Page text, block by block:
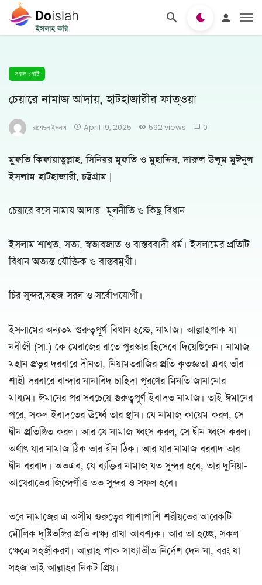
সকল পোষ্ট
চেয়ারে নামাজ আদায়, হাটহাজারীর ফাত্‌ওয়া
রাশেদুল ইসলাম April 19, 2025 592 views 0
মুফতি কিফায়াতুল্লাহ, সিনিয়র মুফতি ও মুহাদ্দিস, দারুল উলূম মুঈনুল
ইসলাম-হাটহাজারী, চট্টগ্রাম |
চেয়ারে বসে নামায আদায়- মূলনীতি ও কিছু বিধান
ইসলাম শাশ্বত, সত্য, স্বভাবজাত ও বাস্তববাদী ধর্ম। ইসলামের প্রতিটি
বিধান অত্যন্ত যৌক্তিক ও বাস্তবমুখী।
চির সুন্দর,সহজ-সরল ও সর্বোপযোগী।
ইসলামের অন্যতম গুরুত্বপূর্ণ বিধান হচ্ছে, নামাজ। আল্লাহপাক যা
নবীজী (সা.) কে মেরাজের রাতে পুরস্কার হিসেবে দিয়েছিলেন। নামাজ
মহান প্রভুর দরবারে দীনতা, নিয়ামতরাজির প্রতি কৃতজ্ঞতা এবং তাঁর
শাহী দরবারে বান্দার নানাবিদ চাহিদা পূরণের মিনতি জানানোর
মাধ্যম। ঈমানের পর সবচেয়ে গুরুত্বপূর্ণ ইবাদত নামাজ। তাই ঈমানের
পরে, সকল ইবাদতের ঊর্ধ্বে তার স্থান। যে নামাজ কায়েম করল, সে
দ্বীন প্রতিষ্ঠিত করল। আর যে নামাজ ধ্বংস করল, সে দ্বীন ধ্বংস করল।
অর্থাৎ যার নামাজ ঠিক তার দ্বীন ঠিক। আর যার নামাজ বরবাদ তার
দ্বীন বরবাদ। অতএব, যে ব্যক্তির নামাজ যত সুন্দর হবে, তার দুনিয়া-
আখেরাতের জিন্দেগীও তত সুন্দর ও সফল হবে।
তবে নামাজের এ অসীম গুরুত্বের পাশাপাশি শরীয়তের আরেকটি
মৌলিক দৃষ্টিভঙ্গির প্রতি লক্ষ্য রাখা আবশ্যক। আর তা হচ্ছে, সকল
ক্ষেত্রে সহজীকরণ। আল্লাহ পাক সাধ্যাতীত নির্দেশ দেন না, বরং যা
সহজ তাই আল্লাহর নিকট প্রিয়।